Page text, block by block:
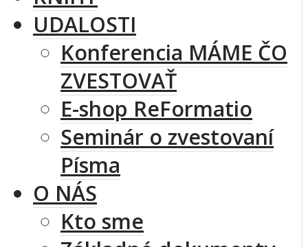
UDALOSTI
Konferencia MÁME ČO
ZVESTOVAŤ
E-shop ReFormatio
Seminár o zvestovaní
Písma
O NÁS
Kto sme